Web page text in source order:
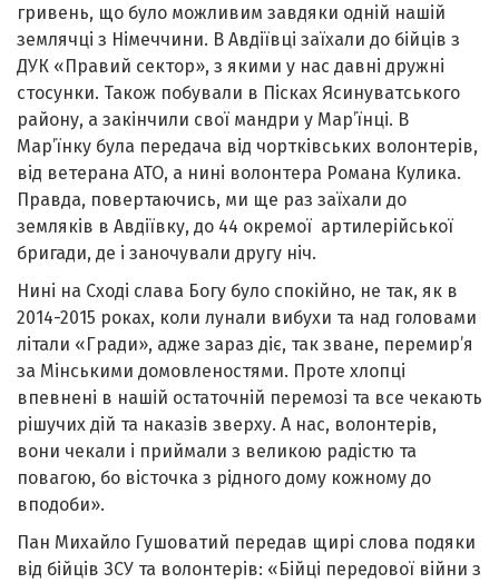
гривень, що було можливим завдяки одній нашій
землячці з Німеччини. В Авдіївці заїхали до бійців з
ДУК «Правий сектор», з якими у нас давні дружні
стосунки. Також побували в Пісках Ясинуватського
району, а закінчили свої мандри у Мар’їнці. В
Мар’їнку була передача від чортківських волонтерів,
від ветерана АТО, а нині волонтера Романа Кулика.
Правда, повертаючись, ми ще раз заїхали до
земляків в Авдіївку, до 44 окремої артилерійської
бригади, де і заночували другу ніч.
Нині на Сході слава Богу було спокійно, не так, як в
2014-2015 роках, коли лунали вибухи та над головами
літали «Гради», адже зараз діє, так зване, перемир’я
за Мінськими домовленостями. Проте хлопці
впевнені в нашій остаточній перемозі та все чекають
рішучих дій та наказів зверху. А нас, волонтерів,
вони чекали і приймали з великою радістю та
повагою, бо вісточка з рідного дому кожному до
вподоби».
Пан Михайло Гушоватий передав щирі слова подяки
від бійців ЗСУ та волонтерів: «Бійці передової війни з